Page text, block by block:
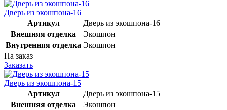
Дверь из экошпона-16
Артикул
Дверь из экошпона-16
Внешняя отделка
Экошпон
Внутренняя отделка Экошпон
На заказ
Заказать
Дверь из экошпона-15
Артикул
Дверь из экошпона-15
Внешняя отделка
Экошпон